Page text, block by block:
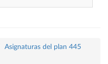
Asignaturas del plan 445